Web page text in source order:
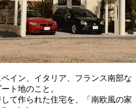
イン、イタリア、フランス南部な
ト地のこと。
て作られた住宅を、「南欧風の家